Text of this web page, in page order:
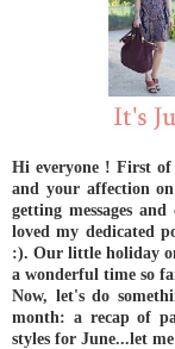
Hi everyone ! First
and your affection
getting messages
loved my dedicated
:). Our little holiday
a wonderful time so
Now, let's do
month: a recap of
styles for June...let